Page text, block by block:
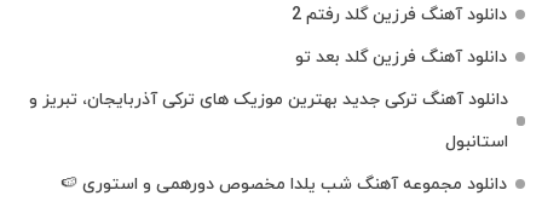
دانلود آهنگ فرزین گلد رفتم 2
دانلود آهنگ فرزین گلد بعد تو
دانلود آهنگ ترکی جدید بهترین موزیک‌ های ترکی آذربایجان، تبریز و
استانبول
دانلود مجموعه آهنگ شب یلدا مخصوص دورهمی و استوری 🍉